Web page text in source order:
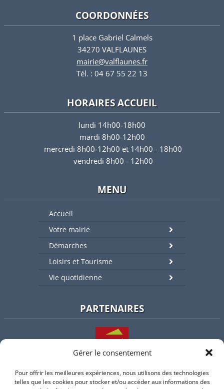
Gérer le consentement
Pour offrir les meilleures expériences, nous utilisons des technologies
telles que les cookies pour stocker et/ou accéder aux informations des
COORDONNÉES
1 place Gabriel Calmels
34270 VALFLAUNES
mairie@valflaunes.fr
Tél. : 04 67 55 22 13
HORAIRES ACCUEIL
lundi 14h00-18h00
mardi 8h00-12h00
mercredi 8h00-12h00 et 14h00 - 18h00
vendredi 8h00 - 12h00
MENU
Accueil
Votre mairie
Démarches
Loisirs et Tourisme
Vie quotidienne
PARTENAIRES
L'intercommunalité